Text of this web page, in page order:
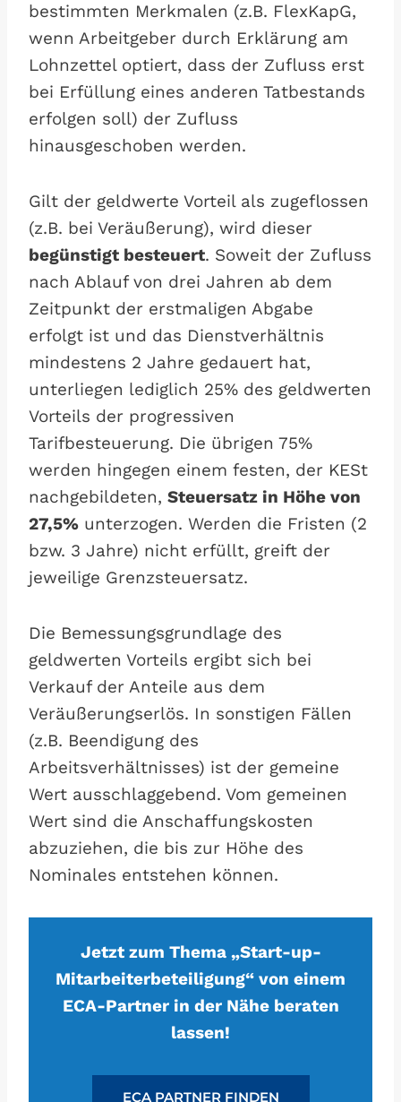
bestimmten Merkmalen (z.B. FlexKapG,
wenn Arbeitgeber durch Erklärung am
Lohnzettel optiert, dass der Zufluss erst
bei Erfüllung eines anderen Tatbestands
erfolgen soll) der Zufluss
hinausgeschoben werden.
Gilt der geldwerte Vorteil als zugeflossen
(z.B. bei Veräußerung), wird dieser
begünstigt besteuert. Soweit der Zufluss
nach Ablauf von drei Jahren ab dem
Zeitpunkt der erstmaligen Abgabe
erfolgt ist und das Dienstverhältnis
mindestens 2 Jahre gedauert hat,
unterliegen lediglich 25% des geldwerten
Vorteils der progressiven
Tarifbesteuerung. Die übrigen 75%
werden hingegen einem festen, der KESt
nachgebildeten, Steuersatz in Höhe von
27,5% unterzogen. Werden die Fristen (2
bzw. 3 Jahre) nicht erfüllt, greift der
jeweilige Grenzsteuersatz.
Die Bemessungsgrundlage des
geldwerten Vorteils ergibt sich bei
Verkauf der Anteile aus dem
Veräußerungserlös. In sonstigen Fällen
(z.B. Beendigung des
Arbeitsverhältnisses) ist der gemeine
Wert ausschlaggebend. Vom gemeinen
Wert sind die Anschaffungskosten
abzuziehen, die bis zur Höhe des
Nominales entstehen können.
Jetzt zum Thema „Start-up-
Mitarbeiterbeteiligung“ von einem
ECA-Partner in der Nähe beraten
lassen!
ECA PARTNER FINDEN